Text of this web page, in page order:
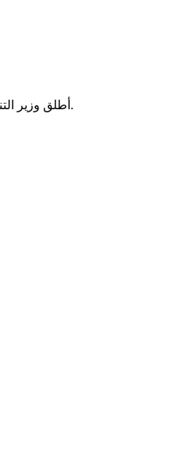
أطلق وزير التنمية الحيوانية أحمديت ولد الشين، صباح اليوم الاثنين، عملية لحوم رمضان لهذا العام، من خلال افتتاح 19 نقطة لبيع اللحوم بأسعار مخفضة، موزعة على ولايات نواكشوط الثلاث.